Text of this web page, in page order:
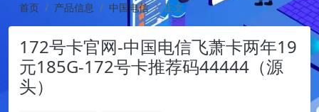
首页 产品信息 中国电信 正文
172号卡官网-中国电信飞萧卡两年19
元185G-172号卡推荐码44444（源
头）